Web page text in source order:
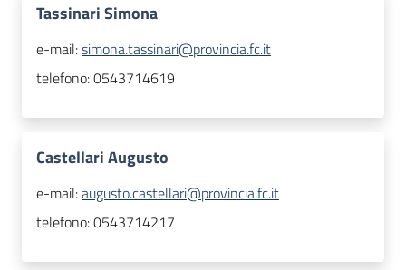
Tassinari Simona
e-mail:simona.tassinari@provincia.fc.it
telefono:0543714619
Castellari Augusto
e-mail:augusto.castellari@provincia.fc.it
telefono:0543714217